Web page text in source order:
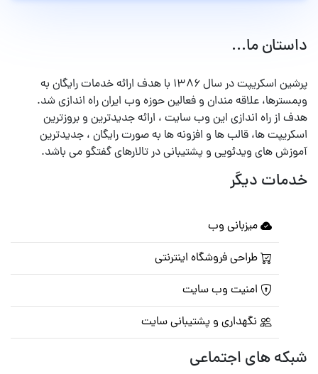
داستان ما...
پرشین اسکریپت در سال ۱۳۸۶ با هدف ارائه خدمات رایگان به
وبمسترها، علاقه مندان و فعالین حوزه وب ایران راه اندازی شد.
هدف از راه اندازی این وب سایت ، ارائه جدیدترین و بروزترین
اسکریپت ها، قالب ها و افزونه ها به صورت رایگان ، جدیدترین
آموزش های ویدئویی و پشتیبانی در تالارهای گفتگو می باشد.
خدمات دیگر
میزبانی وب
طراحی فروشگاه اینترنتی
امنیت وب سایت
نگهداری و پشتیبانی سایت
شبکه های اجتماعی